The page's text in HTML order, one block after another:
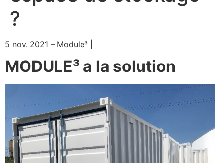
?
5 nov. 2021 – Module³ |
MODULE³ a la solution